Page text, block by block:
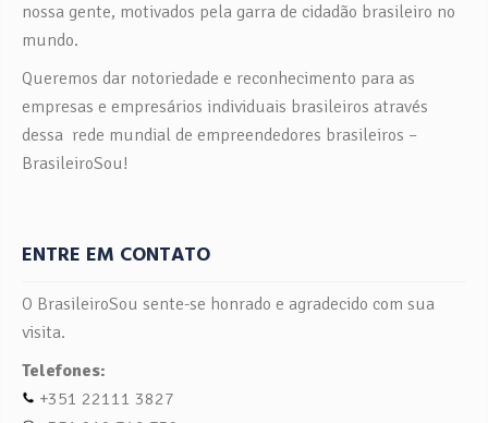
nossa gente, motivados pela garra de cidadão brasileiro no
mundo.
Queremos dar notoriedade e reconhecimento para as
empresas e empresários individuais brasileiros através
dessa rede mundial de empreendedores brasileiros –
BrasileiroSou!
ENTRE EM CONTATO
O BrasileiroSou sente-se honrado e agradecido com sua
visita.
Telefones:
+351 22111 3827